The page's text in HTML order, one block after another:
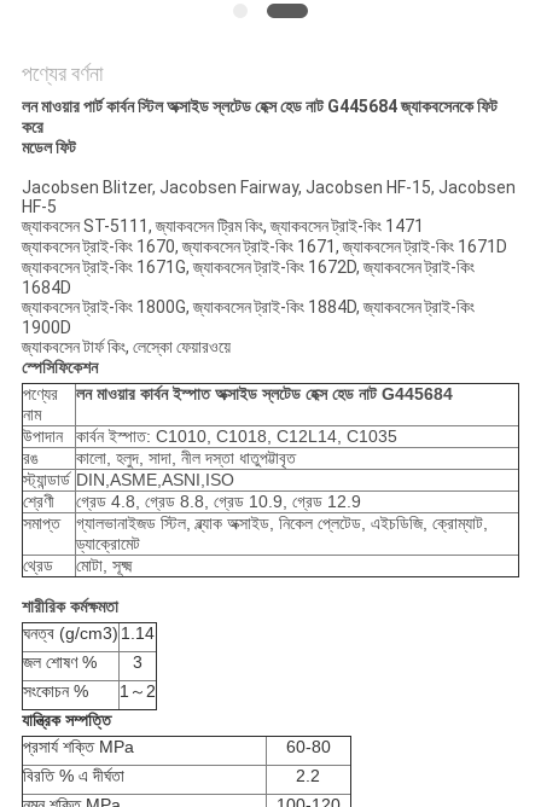
পণ্যের বর্ণনা
লন মাওয়ার পার্ট কার্বন স্টিল অক্সাইড স্লটেড হেক্স হেড নাট G445684 জ্যাকবসেনকে ফিট
করে
মডেল ফিট
Jacobsen Blitzer, Jacobsen Fairway, Jacobsen HF-15, Jacobsen
HF-5
জ্যাকবসেন ST-5111, জ্যাকবসেন ট্রিম কিং, জ্যাকবসেন ট্রাই-কিং 1471
জ্যাকবসেন ট্রাই-কিং 1670, জ্যাকবসেন ট্রাই-কিং 1671, জ্যাকবসেন ট্রাই-কিং 1671D
জ্যাকবসেন ট্রাই-কিং 1671G, জ্যাকবসেন ট্রাই-কিং 1672D, জ্যাকবসেন ট্রাই-কিং
1684D
জ্যাকবসেন ট্রাই-কিং 1800G, জ্যাকবসেন ট্রাই-কিং 1884D, জ্যাকবসেন ট্রাই-কিং
1900D
জ্যাকবসেন টার্ফ কিং, লেস্কো ফেয়ারওয়ে
স্পেসিফিকেশন
পণ্যের
নাম
লন মাওয়ার কার্বন ইস্পাত অক্সাইড স্লটেড হেক্স হেড নাট G445684
উপাদান
কার্বন ইস্পাত: C1010, C1018, C12L14, C1035
রঙ
কালো, হলুদ, সাদা, নীল দস্তা ধাতুপট্টাবৃত
স্ট্যান্ডার্ড DIN,ASME,ASNI,ISO
শ্রেণী
গ্রেড 4.8, গ্রেড 8.8, গ্রেড 10.9, গ্রেড 12.9
সমাপ্ত
গ্যালভানাইজড স্টিল, ব্ল্যাক অক্সাইড, নিকেল প্লেটেড, এইচডিজি, ক্রোম্যাট,
ড্যাক্রোমেট
থ্রেড
মোটা, সূক্ষ্ম
শারীরিক কর্মক্ষমতা
ঘনত্ব (g/cm3) 1.14
জল শোষণ %
3
সংকোচন %
1～2
যান্ত্রিক সম্পত্তি
প্রসার্য শক্তি MPa
60-80
বিরতি % এ দীর্ঘতা
2.2